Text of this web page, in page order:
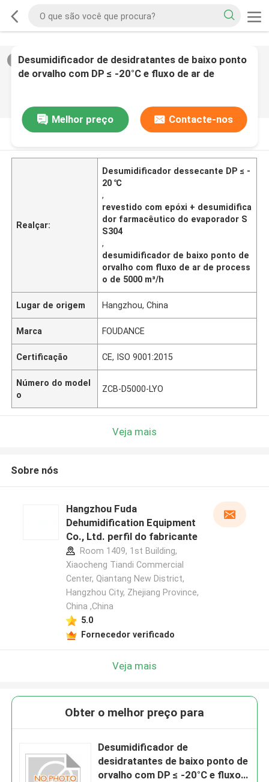
/0
Desumidificador de desidratantes de baixo ponto
de orvalho com DP ≤ -20°C e fluxo de ar de
Melhor preço
Contacte-nos
DESCRIçãO DE PRODUTO
Realçar:
Desumidificador dessecante DP ≤ -
20 ℃
,
revestido com epóxi + desumidifica
dor farmacêutico do evaporador S
S304
,
desumidificador de baixo ponto de
orvalho com fluxo de ar de process
o de 5000 m³/h
Lugar de origem Hangzhou, China
Marca FOUDANCE
Certificação CE, ISO 9001:2015
Número do model
o
ZCB-D5000-LYO
Veja mais
Sobre nós
Hangzhou Fuda
Dehumidification Equipment
Co., Ltd. perfil do fabricante
Room 1409, 1st Building,
Xiaocheng Tiandi Commercial
Center, Qiantang New District,
Hangzhou City, Zhejiang Province,
China ,China
5.0
Fornecedor verificado
Veja mais
Obter o melhor preço para
Desumidificador de
desidratantes de baixo ponto de
orvalho com DP ≤ -20°C e fluxo